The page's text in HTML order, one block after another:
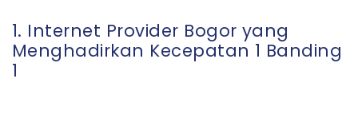
1. Internet Provider Bogor yang
Menghadirkan Kecepatan 1 Banding
1